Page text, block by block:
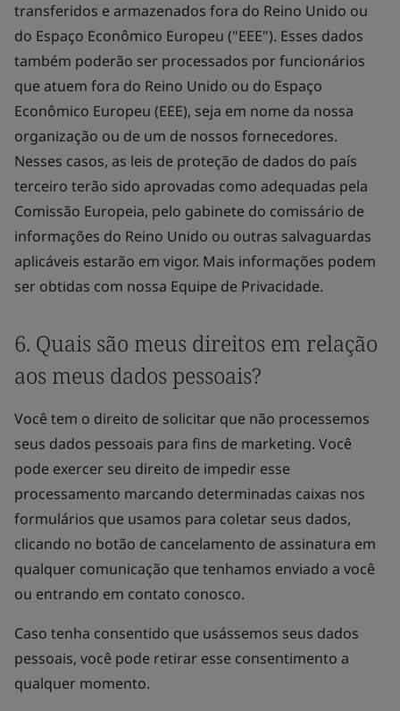
transferidos e armazenados fora do Reino Unido ou
do Espaço Econômico Europeu ("EEE"). Esses dados
também poderão ser processados por funcionários
que atuem fora do Reino Unido ou do Espaço
Econômico Europeu (EEE), seja em nome da nossa
organização ou de um de nossos fornecedores.
Nesses casos, as leis de proteção de dados do país
terceiro terão sido aprovadas como adequadas pela
Comissão Europeia, pelo gabinete do comissário de
informações do Reino Unido ou outras salvaguardas
aplicáveis estarão em vigor. Mais informações podem
ser obtidas com nossa Equipe de Privacidade.
6. Quais são meus direitos em relação
aos meus dados pessoais?
Você tem o direito de solicitar que não processemos
seus dados pessoais para fins de marketing. Você
pode exercer seu direito de impedir esse
processamento marcando determinadas caixas nos
formulários que usamos para coletar seus dados,
clicando no botão de cancelamento de assinatura em
qualquer comunicação que tenhamos enviado a você
ou entrando em contato conosco.
Caso tenha consentido que usássemos seus dados
pessoais, você pode retirar esse consentimento a
qualquer momento.